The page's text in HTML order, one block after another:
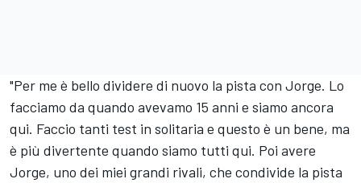
"Per me è bello dividere di nuovo la pista con Jorge. Lo
facciamo da quando avevamo 15 anni e siamo ancora
qui. Faccio tanti test in solitaria e questo è un bene, ma
è più divertente quando siamo tutti qui. Poi avere
Jorge, uno dei miei grandi rivali, che condivide la pista